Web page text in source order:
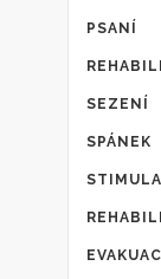
PSANÍ
SEZENÍ
SPÁNEK